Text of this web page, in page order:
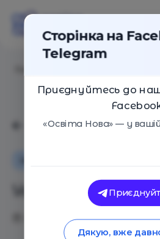
Урок лицемерия
2681 0
Сторінка на
Telegram
Приєднуйтесь до
«Освіта Нова» — у
Дякую, вже